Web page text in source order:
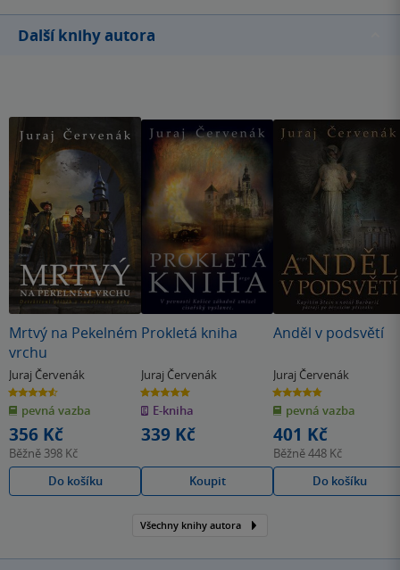
Další knihy autora
Mrtvý na Pekelném
vrchu
Juraj Červenák
4.6
z
5
hvězdiček
pevná vazba
356 Kč
Běžně 398 Kč
Do košíku
Prokletá kniha
Juraj Červenák
5.0
z
5
hvězdiček
E-kniha
339 Kč
Koupit
Anděl v podsvětí
Juraj Červenák
4.8
z
5
hvězdiček
pevná vazba
401 Kč
Běžně448 Kč
Do košíku
Všechny knihy autora